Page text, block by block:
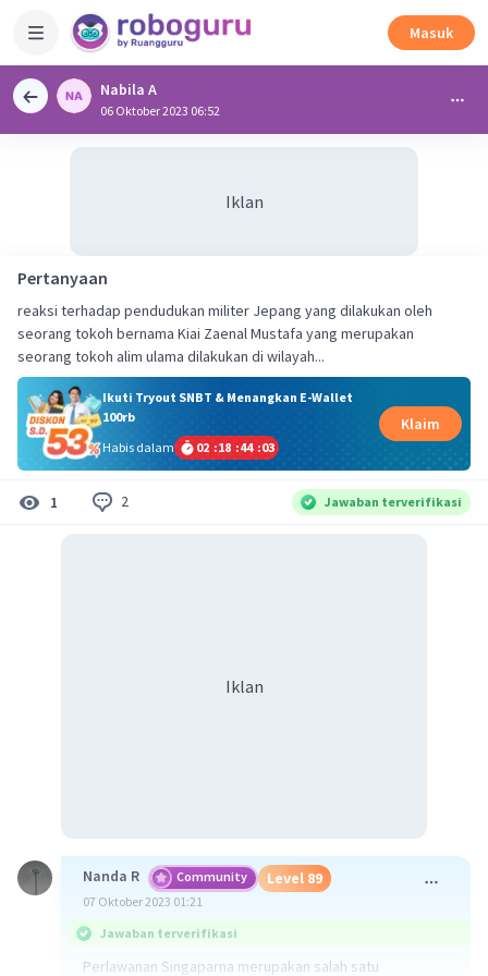
Masuk
Nabila A
06 Oktober 2023 06:52
Iklan
Pertanyaan
reaksi terhadap pendudukan militer Jepang yang dilakukan oleh
seorang tokoh bernama Kiai Zaenal Mustafa yang merupakan
seorang tokoh alim ulama dilakukan di wilayah...
Ikuti Tryout SNBT & Menangkan E-Wallet
100rb
Habis dalam
02 :18 :44 :03
Klaim
1 2 Jawaban terverifikasi
Iklan
Nanda R Community Level 89
07 Oktober 2023 01:21
Jawaban terverifikasi
Perlawanan Singaparna merupakan salah satu